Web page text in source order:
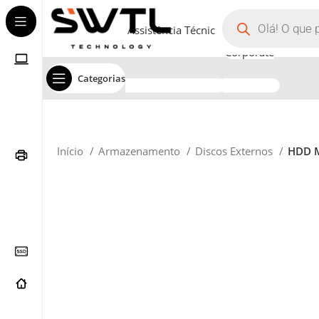
Categorias
Assistência Técnica
Corporate
Início Armazenamento Discos Externos HDD